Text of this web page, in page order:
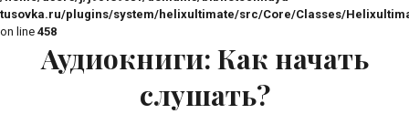
tusovka.ru/plugins/system/helixultimate/src/Core/Classes/
on line 458
Аудиокниги: Как начать
слушать?